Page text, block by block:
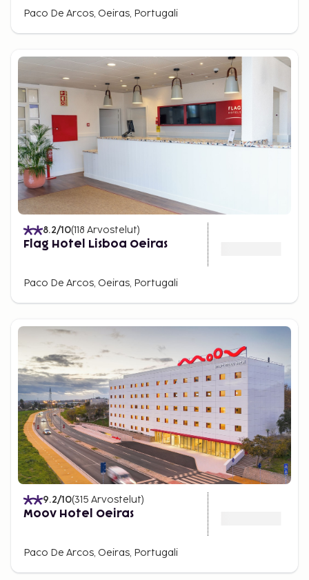
Paco De Arcos, Oeiras, Portugali
8.2/10(118 Arvostelut)
Flag Hotel Lisboa Oeiras
Paco De Arcos, Oeiras, Portugali
9.2/10(315 Arvostelut)
Moov Hotel Oeiras
Paco De Arcos, Oeiras, Portugali